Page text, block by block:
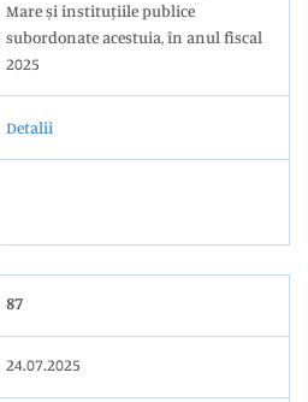
Mare și instituțiile publice
subordonate acestuia, în anul fiscal
2025
Detalii
87
24.07.2025